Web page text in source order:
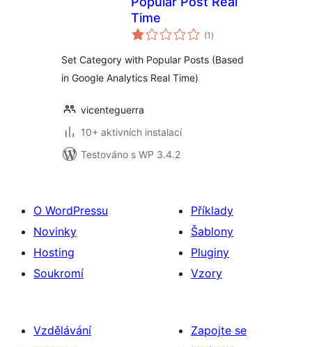
Time
(1 celkové
hodnocení
)
Set Category with Popular Posts (Based
in Google Analytics Real Time)
vicenteguerra
10+ aktivních instalací
Testováno s WP 3.4.2
O WordPressu
Novinky
Hosting
Soukromí
Příklady
Šablony
Pluginy
Vzory
Vzdělávání
Zapojte se